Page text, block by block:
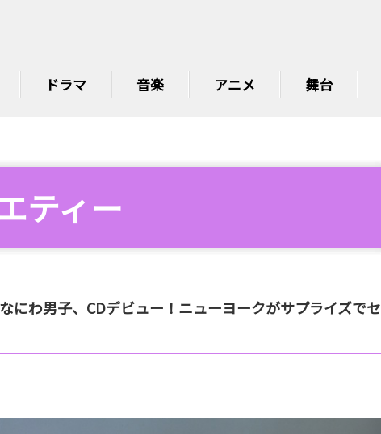
ドラマ 音楽 アニメ 舞台
ティー
にわ男子、CDデビュー！ニューヨークがサプライズでセ